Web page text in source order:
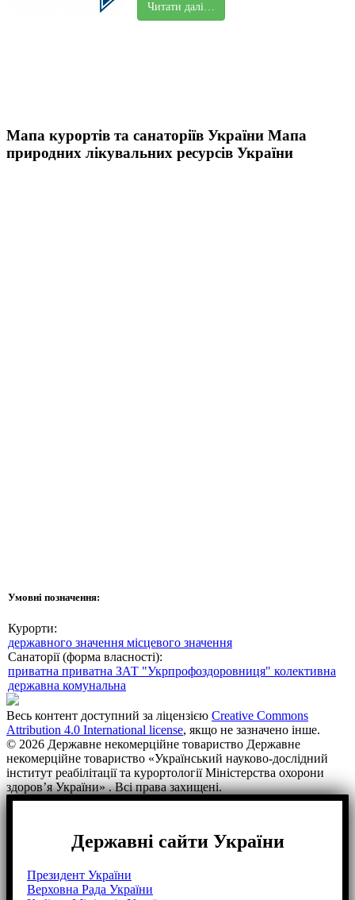
Читати далі…
Мапа курортів та санаторіїв України Мапа
природних лікувальних ресурсів України
Умовні позначення:
Курорти:
державного значення місцевого значення
Санаторії (форма власності):
приватна приватна ЗАТ "Укрпрофоздоровниця" колективна
державна комунальна
Весь контент доступний за ліцензією Creative Commons
Attribution 4.0 International license, якщо не зазначено інше.
© 2026 Державне некомерційне товариство Державне
некомерційне товариство «Український науково-дослідний
інститут реабілітації та курортології Міністерства охорони
здоров’я України» . Всі права захищені.
Державні сайти України
Президент України
Верховна Рада України